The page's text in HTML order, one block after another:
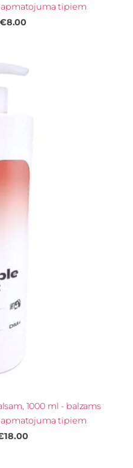
tipiem
€8.00
1000 ml - balzams
tipiem